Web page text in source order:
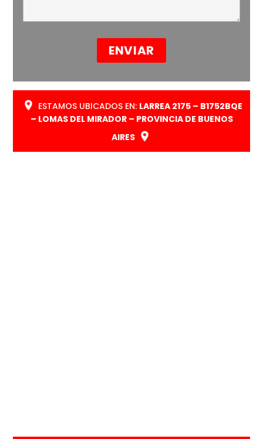
ESTAMOS UBICADOS EN: LARREA 2175 – B1752BQE
– LOMAS DEL MIRADOR – PROVINCIA DE BUENOS
AIRES